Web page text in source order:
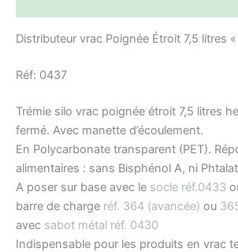
Distributeur vrac Poignée Étroit 7,5 litres
Réf: 0437
Trémie silo vrac poignée étroit 7,5 litres
fermé. Avec manette d’écoulement.
En Polycarbonate transparent (PET).
alimentaires : sans Bisphénol A, ni
A poser sur base avec le socle réf.0433
barre de charge réf. 364 (avancée) ou
avec sabot métal réf. 0430
Indispensable pour les produits en vrac